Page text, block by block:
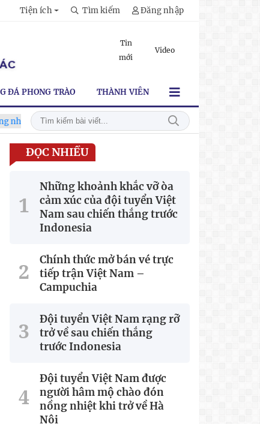
Tiện ích Tìm kiếm Đăng nhập
Tin
mới
Video
ĐÁ PHONG TRÀO THÀNH VIÊN
trở về Hà Nội Đội tuyển Việt Nam rạng rỡ trở về sau
ĐỌC NHIỀU
Những khoảnh khắc vỡ òa
cảm xúc của đội tuyển Việt
Nam sau chiến thắng trước
Indonesia
Chính thức mở bán vé trực
tiếp trận Việt Nam –
Campuchia
Đội tuyển Việt Nam rạng rỡ
trở về sau chiến thắng
trước Indonesia
Đội tuyển Việt Nam được
người hâm mộ chào đón
nồng nhiệt khi trở về Hà
Nội